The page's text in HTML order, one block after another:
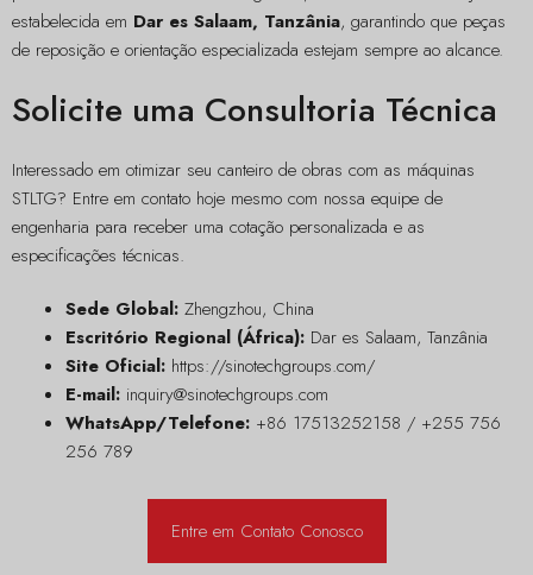
estabelecida em Dar es Salaam, Tanzânia, garantindo que peças
de reposição e orientação especializada estejam sempre ao alcance.
Solicite uma Consultoria Técnica
Interessado em otimizar seu canteiro de obras com as máquinas
STLTG? Entre em contato hoje mesmo com nossa equipe de
engenharia para receber uma cotação personalizada e as
especificações técnicas.
Sede Global: Zhengzhou, China
Escritório Regional (África): Dar es Salaam, Tanzânia
Site Oficial: https://sinotechgroups.com/
E-mail: inquiry@sinotechgroups.com
WhatsApp/Telefone: +86 17513252158 / +255 756
256 789
Entre em Contato Conosco